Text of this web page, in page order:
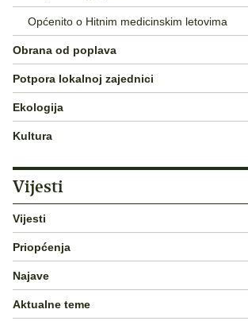
Općenito o Hitnim medicinskim letovima
Obrana od poplava
Potpora lokalnoj zajednici
Ekologija
Kultura
Vijesti
Vijesti
Priopćenja
Najave
Aktualne teme